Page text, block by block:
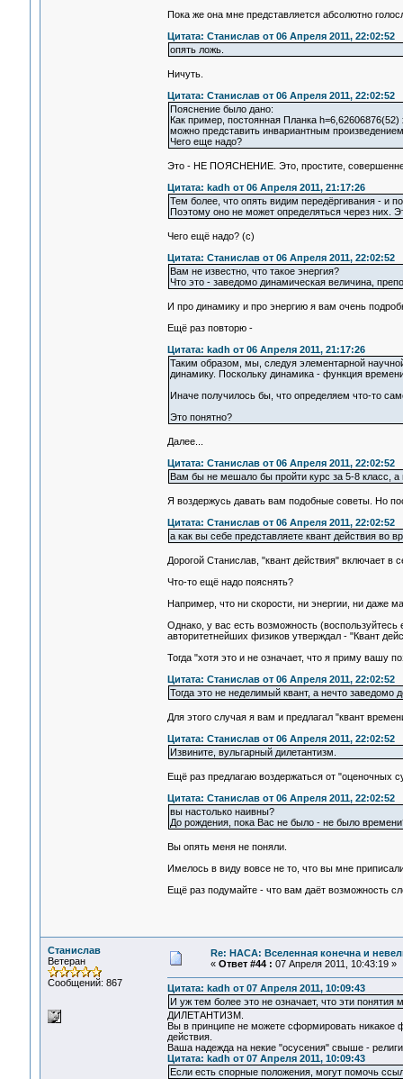
Пока же она мне представляется абсолютно
Цитата: Станислав от 06 Апреля 2011, 22:02:52
опять ложь.
Ничуть.
Цитата: Станислав от 06 Апреля 2011, 22:02:52
Пояснение было дано:
Как пример, постоянная Планка
можно представить инвариантным
Чего еще надо?
Это - НЕ ПОЯСНЕНИЕ. Это, простите,
Цитата: kadh от 06 Апреля 2011, 21:17:26
Тем более, что опять видим передёргивания -
Поэтому оно не может определяться через них.
Чего ещё надо? (с)
Цитата: Станислав от 06 Апреля 2011, 22:02:52
Вам не известно, что такое энергия?
Что это - заведомо динамическая величина,
И про динамику и про энергию я вам очень
Ещё раз повторю -
Цитата: kadh от 06 Апреля 2011, 21:17:26
Таким образом, мы, следуя элементарной
динамику. Поскольку динамика - функция
Иначе получилось бы, что определяем что-то
Это понятно?
Далее...
Цитата: Станислав от 06 Апреля 2011, 22:02:52
Вам бы не мешало бы пройти курс за 5-8 класс, а
Я воздержусь давать вам подобные советы. Но
Цитата: Станислав от 06 Апреля 2011, 22:02:52
а как вы себе представляете квант действия во
Дорогой Станислав, "квант действия" включает
Что-то ещё надо пояснять?
Например, что ни скорости, ни энергии, ни даже
Однако, у вас есть возможность
авторитетнейших физиков утверждал - "Квант
Тогда "хотя это и не означает, что я приму вашу
Цитата: Станислав от 06 Апреля 2011, 22:02:52
Тогда это не неделимый квант, а нечто заведомо
Для этого случая я вам и предлагал "квант
Цитата: Станислав от 06 Апреля 2011, 22:02:52
Извините, вульгарный дилетантизм.
Ещё раз предлагаю воздержаться от "оценочных
Цитата: Станислав от 06 Апреля 2011, 22:02:52
вы настолько наивны?
До рождения, пока Вас не было - не было
Вы опять меня не поняли.
Имелось в виду вовсе не то, что вы мне
Ещё раз подумайте - что вам даёт возможность
Станислав
Ветеран
Сообщений: 867
Re: НАСА: Вселенная конечна и
« Ответ #44 : 07 Апреля 2011, 10:43:19 »
Цитата: kadh от 07 Апреля 2011, 10:09:43
И уж тем более это не означает, что эти понятия
ДИЛЕТАНТИЗМ.
Вы в принципе не можете сформировать никакое
действия.
Ваша надежда на некие "осусения" свыше -
Цитата: kadh от 07 Апреля 2011, 10:09:43
Если есть спорные положения, могут помочь